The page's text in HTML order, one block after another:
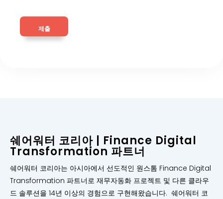
쉐어워터 코리아 | Finance Digital
Transformation 파트너
쉐어워터 코리아는 아시아에서 선도적인 원스톰 Finance Digital
Transformation 파트너로 재무자동화 프로젝트 및 다른 클라우
드 솔루션을 14년 이상의 경험으로 구현해왔습니다. 쉐어워터 코